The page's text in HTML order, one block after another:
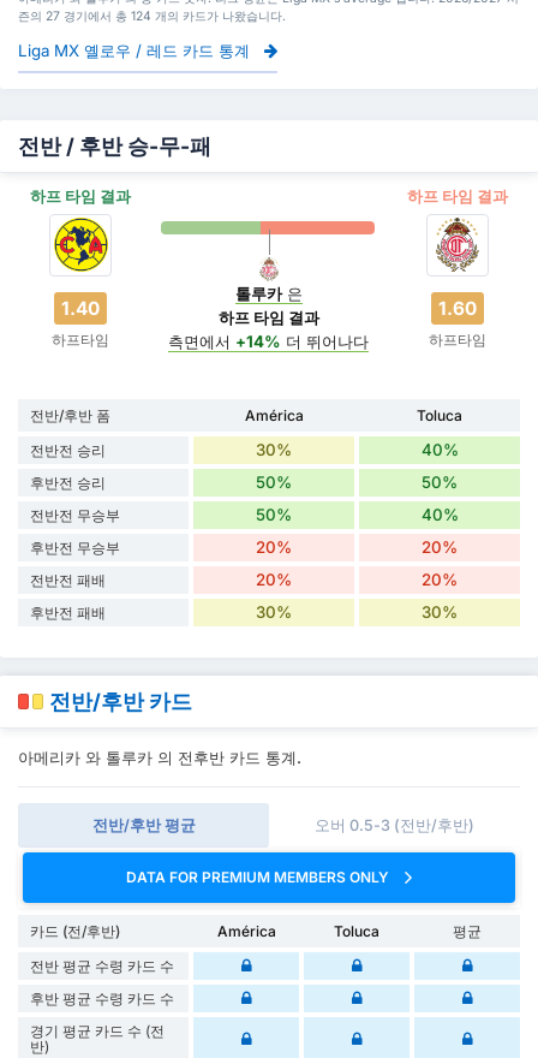
즌의 27 경기에서 총 124 개의 카드가 나왔습니다.
Liga MX 옐로우 / 레드 카드 통계
전반 / 후반 승-무-패
하프 타임 결과 하프 타임 결과
1.40
하프타임
톨루카은
하프 타임 결과
측면에서 +14% 더 뛰어나다
1.60
하프타임
전반/후반 폼 América
Toluca
전반전 승리
30% 40%
후반전 승리 50% 50%
전반전 무승부 50% 40%
후반전 무승부 20% 20%
전반전 패배 20% 20%
후반전 패배 30% 30%
전반/후반 카드
아메리카 와 톨루카 의 전후반 카드 통계.
전반/후반 평균 오버 0.5-3 (전반/후반)
DATA FOR PREMIUM MEMBERS ONLY
카드 (전/후반) América Toluca
평균
전반 평균 수령 카드 수
후반 평균 수령 카드 수
경기 평균 카드 수 (전
반)